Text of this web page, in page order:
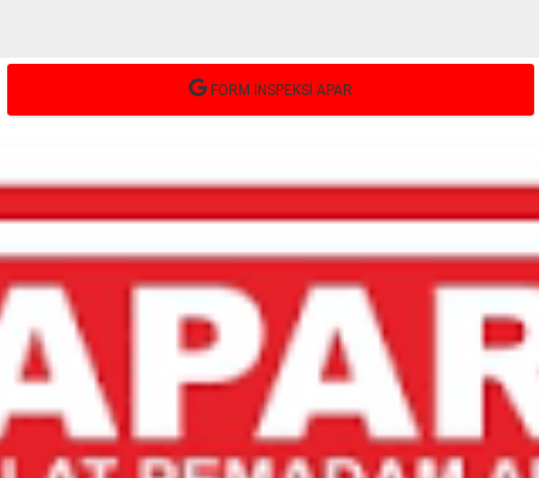
FORM INSPEKSI APAR